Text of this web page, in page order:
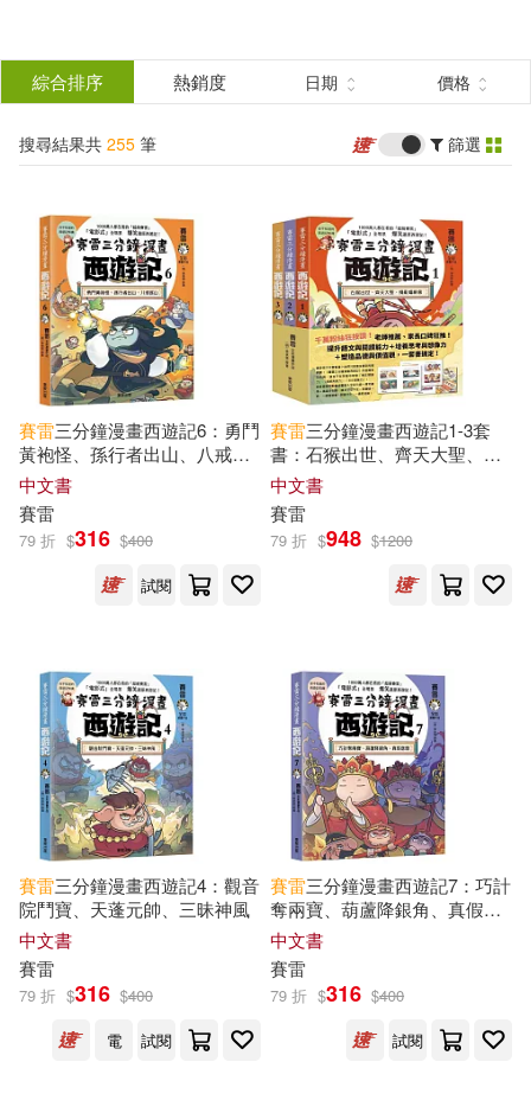
結
分類 (單選)
所有商品(255) 圖書(183)
影音(32) 雜誌(3)
家居生活(1)
設計文具(2) 婦幼生活(2)
電子書(30) 有聲書(1)
作者 (可複選)
賽雷(115) 幼福編輯部(17)
上海淘米網絡科技有限公司(12)
廣州奇妙文化活動策划有限公司(6)
田思源(5)
棠莞庭(4) 上海淘米網(3)
穆臣剛(3)
（明）吳承恩，賽雷(3)
Charles and Mary Lamb(2)
上海淘米網絡科技有限公司著(2)
展開
出版社 (可複選)
湖南文藝出版社(29)
時報出版(26) 東雨文化(21)
台灣東販(19) 幼福(17)
江蘇美術出版社(14)
南京大學出版社(8)
展開
配送方式 (可複選)
綜合排序 熱銷度 日期 價格
搜尋結果共 255 筆 篩選
賽雷三分鐘漫畫西遊記6：勇鬥
黃袍怪、孫行者出山、八戒巡
山
中文書
賽雷
79 折 $316 $400
試閱
賽雷三分鐘漫畫西遊記1-3套
書：石猴出世、齊天大聖、攪
亂蟠桃會、十萬天兵、鬥法二
郎神、鎮壓五行山、兩界山神
猴、孫行者、緊箍咒
中文書
賽雷
79 折 $948 $1200
賽雷三分鐘漫畫西遊記4：觀音
院鬥寶、天蓬元帥、三昧神風
中文書
賽雷
79 折 $316 $400
電
試閱
賽雷三分鐘漫畫西遊記7：巧計
奪兩寶、葫蘆降銀角、真假唐
僧
中文書
賽雷
79 折 $316 $400
試閱